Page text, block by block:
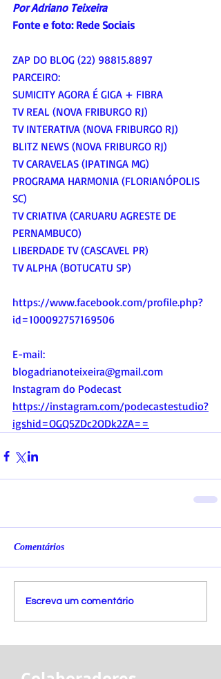
Por Adriano Teixeira
Fonte e foto: Rede Sociais
ZAP DO BLOG (22) 98815.8897
PARCEIRO:
SUMICITY AGORA É GIGA + FIBRA
TV REAL (NOVA FRIBURGO RJ)
TV INTERATIVA (NOVA FRIBURGO RJ)
BLITZ NEWS (NOVA FRIBURGO RJ)
TV CARAVELAS (IPATINGA MG)
PROGRAMA HARMONIA (FLORIANÓPOLIS
SC)
TV CRIATIVA (CARUARU AGRESTE DE
PERNAMBUCO)
LIBERDADE TV (CASCAVEL PR)
TV ALPHA (BOTUCATU SP)
https://www.facebook.com/profile.php?
id=100092757169506
E-mail:
blogadrianoteixeira@gmail.com
Instagram do Podecast
https://instagram.com/podecastestudio?
igshid=OGQ5ZDc2ODk2ZA==
Comentários
Escreva um comentário